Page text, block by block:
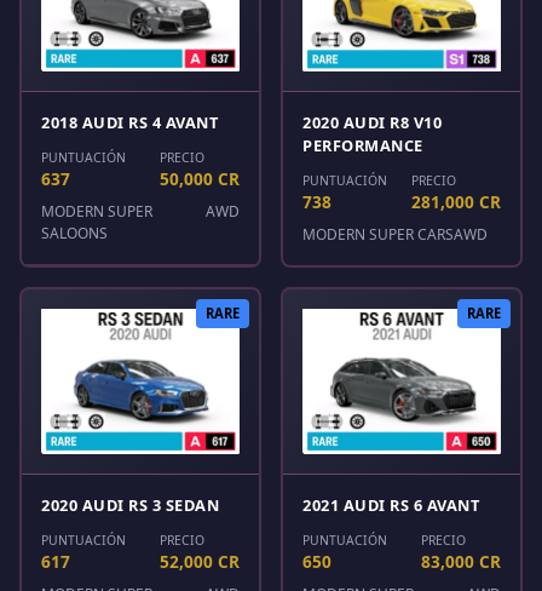
2018 AUDI RS 4 AVANT
PUNTUACIÓN
637
PRECIO
50,000 CR
MODERN SUPER
SALOONS
AWD
2020 AUDI R8 V10
PERFORMANCE
PUNTUACIÓN
738
PRECIO
281,000 CR
MODERN SUPER CARSAWD
RARE
2020 AUDI RS 3 SEDAN
PUNTUACIÓN
617
PRECIO
52,000 CR
RARE
2021 AUDI RS 6 AVANT
PUNTUACIÓN
650
PRECIO
83,000 CR